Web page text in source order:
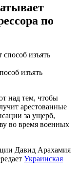
по
изъять
над тем, чтобы
арестованные
за ущерб,
во время военных
Давид Арахамия
Украинская